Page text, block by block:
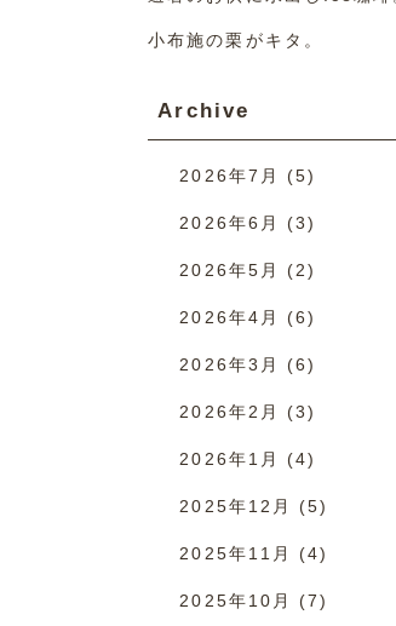
小布施の栗がキタ。
Archive
2026年7月 (5)
2026年6月 (3)
2026年5月 (2)
2026年4月 (6)
2026年3月 (6)
2026年2月 (3)
2026年1月 (4)
2025年12月 (5)
2025年11月 (4)
2025年10月 (7)